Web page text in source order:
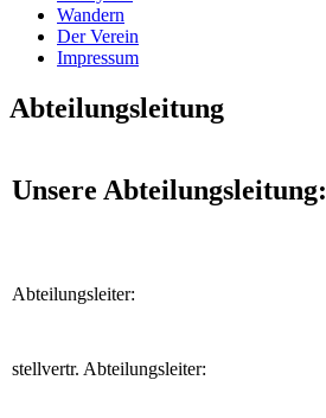
Wandern
Der Verein
Impressum
Abteilungsleitung
Unsere Abteilungsleitung:
Abteilungsleiter:
stellvertr. Abteilungsleiter: